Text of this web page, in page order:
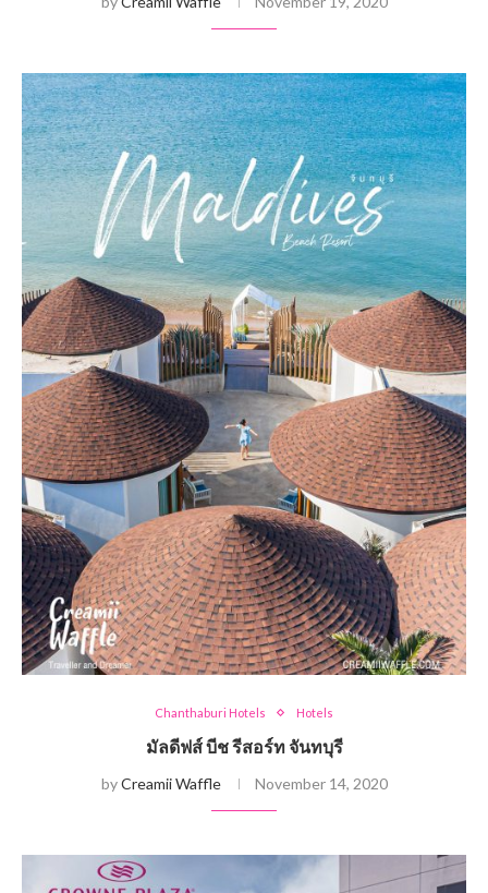
Chanthaburi Hotels Hotels
มัลดีฟส์ บีช รีสอร์ท จันทบุรี
byCreamii Waffle November 14, 2020